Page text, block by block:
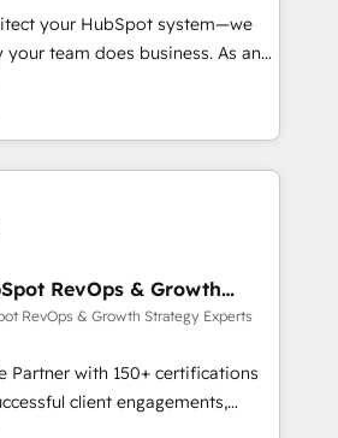
Belgium, Singapore, and
and 175+ employees.
your HubSpot system—we
team does business. As an
to-end CRM solutions that
improve operational efficiency,
to value on HubSpot. What
takes the time to deeply
results. Our mission
unlock HubSpot’s full potential
training, unmatched
ongoing support, we equip
new systems with confidence
RevOps & Growth
RevOps & Growth Strategy Experts
Partner with 150+ certifications
client engagements,